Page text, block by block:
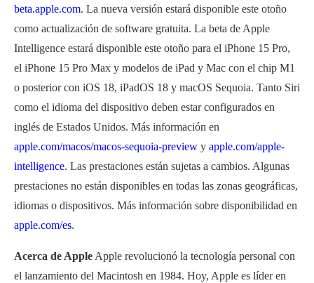
beta.apple.com. La nueva versión estará disponible este otoño
como actualización de software gratuita. La beta de Apple
Intelligence estará disponible este otoño para el iPhone 15 Pro,
el iPhone 15 Pro Max y modelos de iPad y Mac con el chip M1
o posterior con iOS 18, iPadOS 18 y macOS Sequoia. Tanto Siri
como el idioma del dispositivo deben estar configurados en
inglés de Estados Unidos. Más información en
apple.com/macos/macos-sequoia-preview y apple.com/apple-
intelligence. Las prestaciones están sujetas a cambios. Algunas
prestaciones no están disponibles en todas las zonas geográficas,
idiomas o dispositivos. Más información sobre disponibilidad en
apple.com/es.
Acerca de Apple Apple revolucionó la tecnología personal con
el lanzamiento del Macintosh en 1984. Hoy, Apple es líder en